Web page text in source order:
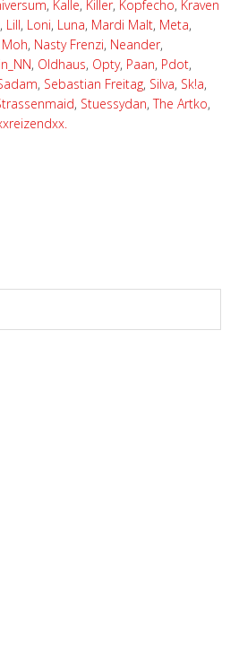
, Kalle, Killer, Kopfecho, Kraven
, Lill, Loni, Luna, Mardi Malt, Meta,
Moh, Nasty Frenzi, Neander,
, Oldhaus, Opty, Paan, Pdot,
, Sebastian Freitag, Silva, Sk!a,
, Stuessydan,The Artko,